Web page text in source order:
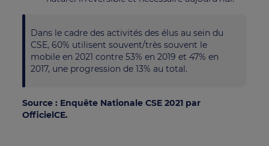
Dans le cadre des activités des élus au sein du
CSE, 60% utilisent souvent/très souvent le
mobile en 2021 contre 53% en 2019 et 47% en
2017, une progression de 13% au total.
Source : Enquête Nationale CSE 2021 par
OfficielCE.